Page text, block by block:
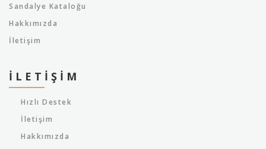
Sandalye Kataloğu
Hakkımızda
İletişim
İLETIŞIM
Hızlı Destek
İletişim
Hakkımızda